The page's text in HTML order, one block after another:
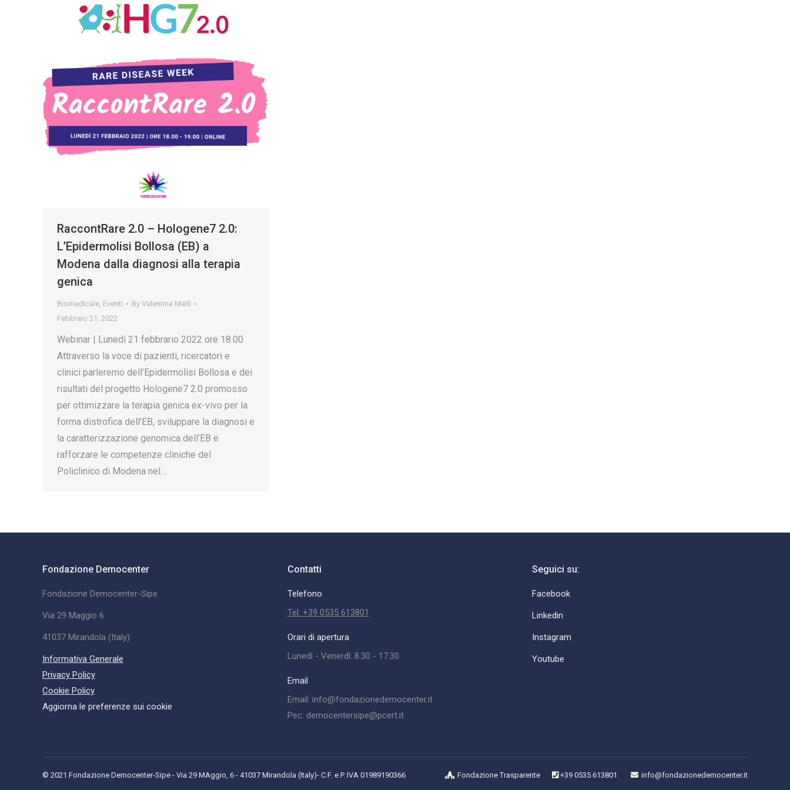
RaccontRare 2.0 – Hologene7 2.0:
L’Epidermolisi Bollosa (EB) a
Modena dalla diagnosi alla terapia
genica
Biomedicale, Eventi By Valentina Matli
Febbraio 21, 2022
Webinar | Lunedì 21 febbrario 2022 ore 18.00
Attraverso la voce di pazienti, ricercatori e
clinici parleremo dell’Epidermolisi Bollosa e dei
risultati del progetto Hologene7 2.0 promosso
per ottimizzare la terapia genica ex-vivo per la
forma distrofica dell’EB, sviluppare la diagnosi e
la caratterizzazione genomica dell’EB e
rafforzare le competenze cliniche del
Policlinico di Modena nel…
Fondazione Democenter
Fondazione Democenter-Sipe
Via 29 Maggio 6
41037 Mirandola (Italy)
Informativa Generale
Privacy Policy
Cookie Policy
Aggiorna le preferenze sui cookie
Contatti
Telefono
Tel: +39 0535 613801
Orari di apertura
Lunedì - Venerdì: 8.30 - 17.30
Email
Email: info@fondazionedemocenter.it
Pec: democentersipe@pcert.it
Seguici su:
Facebook
Linkedin
Instagram
Youtube
© 2021 Fondazione Democenter-Sipe - Via 29 MAggio, 6 - 41037 Mirandola (Italy)- C.F. e P. IVA 01989190366 Fondazione Trasparente +39 0535 613801 info@fondazionedemocenter.it